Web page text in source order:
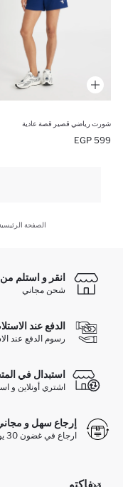
شورت رياضي قصير قصة عادية
599 EGP
الصفحة
انقر و استلم
شحن مجاني
الدفع عند
رسوم الدفع عند الاستلام
استبدال في
اشتري أونلاين و
إرجاع سهل و
ارجاع في غضون 30 يوماً